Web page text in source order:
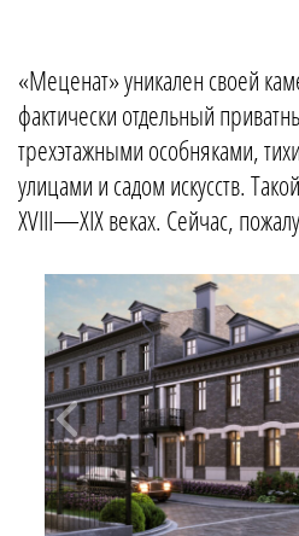
«Меценат» уникален своей
фактически отдельный
трехэтажными особняками,
улицами и садом искусств.
XVIII—XIX веках. Сейчас,